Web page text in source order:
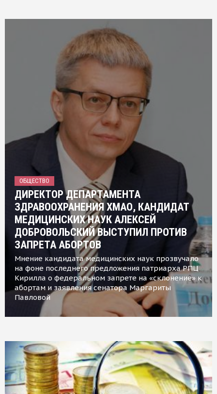
ОБЩЕСТВО
ДИРЕКТОР ДЕПАРТАМЕНТА
ЗДРАВООХРАНЕНИЯ ХМАО, КАНДИДАТ
МЕДИЦИНСКИХ НАУК АЛЕКСЕЙ
ДОБРОВОЛЬСКИЙ ВЫСТУПИЛ ПРОТИВ
ЗАПРЕТА АБОРТОВ
Мнение кандидата медицинских наук прозвучало
на фоне последнего предложения патриарха РПЦ
Кирилла о федеральном запрете на «склонение» к
абортам и заявления сенатора Маргариты
Павловой